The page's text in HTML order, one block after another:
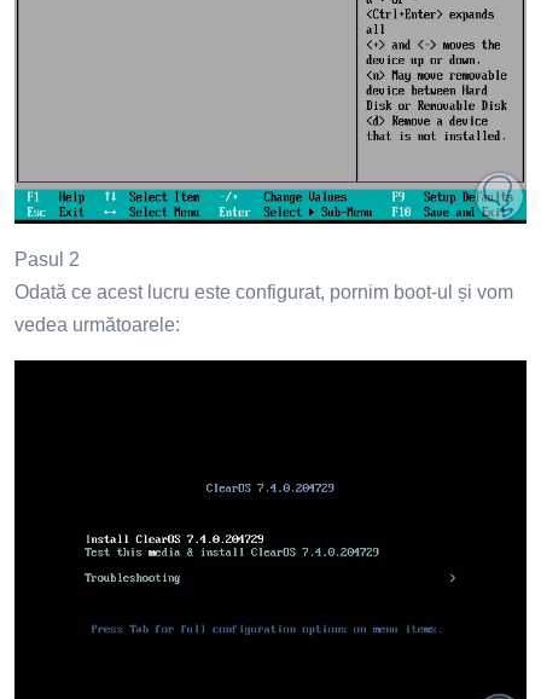
Pasul 2
Odată ce acest lucru este configurat, pornim boot-ul și vom
vedea următoarele: